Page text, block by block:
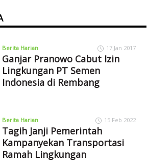
Berita Harian 17 Jan 2017
Ganjar Pranowo Cabut Izin
Lingkungan PT Semen
Indonesia di Rembang
Berita Harian 15 Feb 2022
Tagih Janji Pemerintah
Kampanyekan Transportasi
Ramah Lingkungan